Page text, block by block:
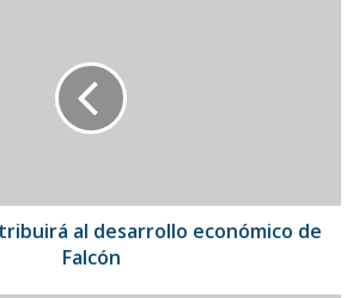
al desarrollo económico de
Falcón